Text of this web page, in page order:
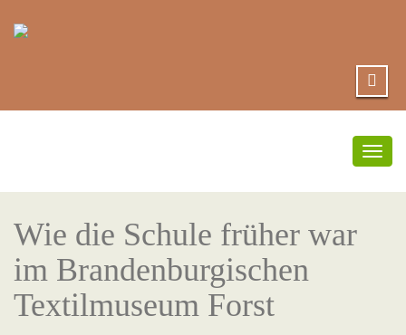
Wie die Schule früher war
im Brandenburgischen
Textilmuseum Forst